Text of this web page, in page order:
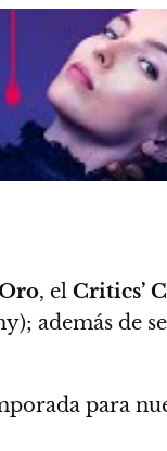
, el Critics’
además de
para